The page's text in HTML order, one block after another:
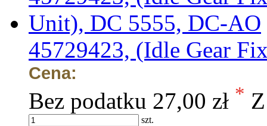
45729423, (Idle Gear
Cena:
Bez podatku 27,00 zł *
szt.